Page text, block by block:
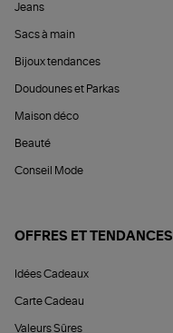
Jeans
Sacs à main
Bijoux tendances
Doudounes et Parkas
Maison déco
Beauté
Conseil Mode
OFFRES ET TENDANCES
Idées Cadeaux
Carte Cadeau
Valeurs Sûres